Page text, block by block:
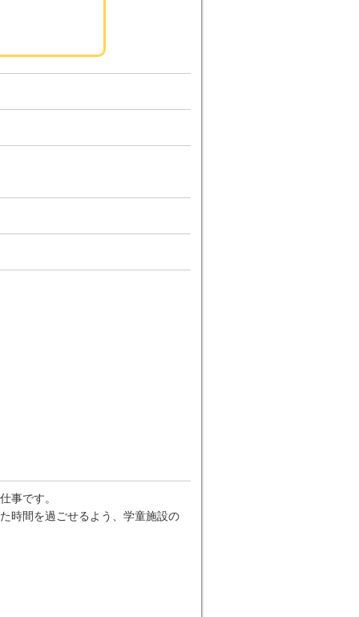
事です。
時間を過ごせるよう、学童施設の